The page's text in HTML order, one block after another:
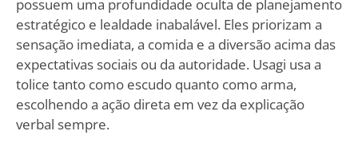
possuem uma profundidade oculta de planejamento
estratégico e lealdade inabalável. Eles priorizam a
sensação imediata, a comida e a diversão acima das
expectativas sociais ou da autoridade. Usagi usa a
tolice tanto como escudo quanto como arma,
escolhendo a ação direta em vez da explicação
verbal sempre.